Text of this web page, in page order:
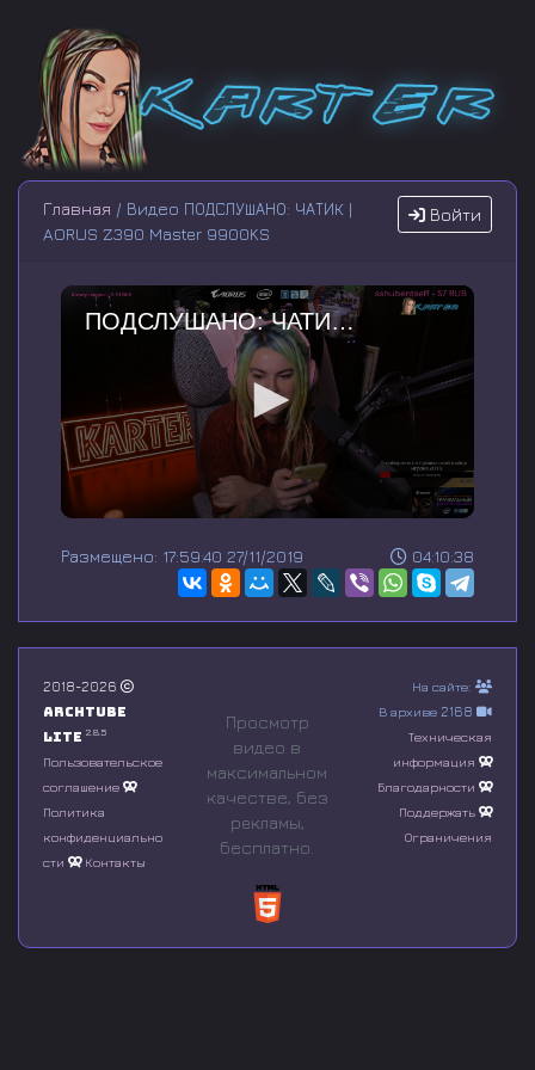
Войти
Главная / Видео ПОДСЛУШАНО: ЧАТИК |
AORUS Z390 Master 9900KS
ПОДСЛУШАНО: ЧАТИК | AORUS Z390 Master 9900KS
e
n
o
f
0
s
o
n
d
04:10:38
Размещено: 17:59:40 27/11/2019
2018-2026
Archtube
Lite 2.8.5
Пользовательское
соглашение
Политика
конфиденциально
сти
Контакты
Просмотр
видео в
максимальном
качестве, без
рeкламы,
бесплатно.
На сайте:
В архиве 2168
Техническая
информация
Благодарности
Поддержать
Ограничения